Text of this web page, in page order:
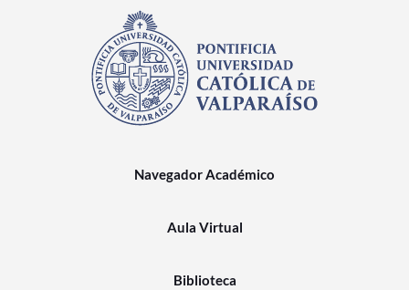
Navegador Académico
Aula Virtual
Biblioteca